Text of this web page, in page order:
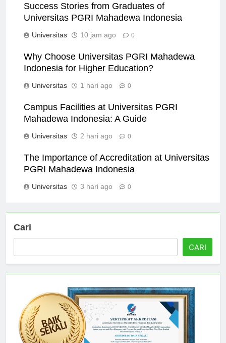
Success Stories from Graduates of
Universitas PGRI Mahadewa Indonesia
Universitas 10 jam ago 0
Why Choose Universitas PGRI Mahadewa
Indonesia for Higher Education?
Universitas 1 hari ago 0
Campus Facilities at Universitas PGRI
Mahadewa Indonesia: A Guide
Universitas 2 hari ago 0
The Importance of Accreditation at Universitas
PGRI Mahadewa Indonesia
Universitas 3 hari ago 0
Cari
CARI